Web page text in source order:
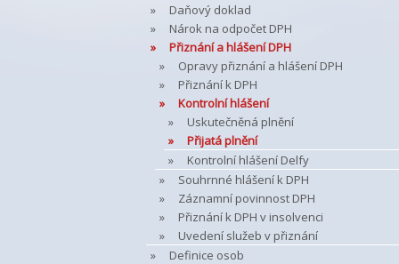
Daňový doklad
Nárok na odpočet DPH
Přiznání a hlášení DPH
Opravy přiznání a hlášení DPH
Přiznání k DPH
Kontrolní hlášení
Uskutečněná plnění
Přijatá plnění
Kontrolní hlášení Delfy
Souhrnné hlášení k DPH
Záznamní povinnost DPH
Přiznání k DPH v insolvenci
Uvedení služeb v přiznání
Definice osob